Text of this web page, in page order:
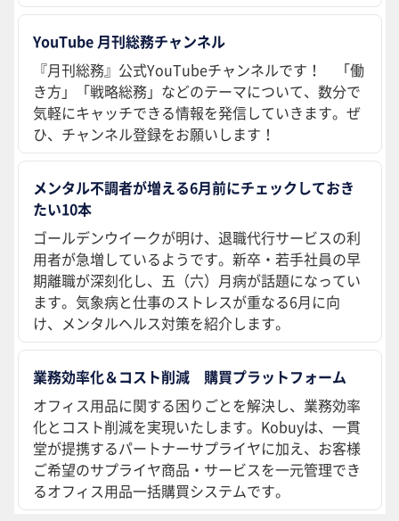
YouTube 月刊総務チャンネル
『月刊総務』公式YouTubeチャンネルです！ 「働
き方」「戦略総務」などのテーマについて、数分で
気軽にキャッチできる情報を発信していきます。ぜ
ひ、チャンネル登録をお願いします！
メンタル不調者が増える6月前にチェックしておき
たい10本
ゴールデンウイークが明け、退職代行サービスの利
用者が急増しているようです。新卒・若手社員の早
期離職が深刻化し、五（六）月病が話題になってい
ます。気象病と仕事のストレスが重なる6月に向
け、メンタルヘルス対策を紹介します。
業務効率化＆コスト削減 購買プラットフォーム
オフィス用品に関する困りごとを解決し、業務効率
化とコスト削減を実現いたします。Kobuyは、一貫
堂が提携するパートナーサプライヤに加え、お客様
ご希望のサプライヤ商品・サービスを一元管理でき
るオフィス用品一括購買システムです。